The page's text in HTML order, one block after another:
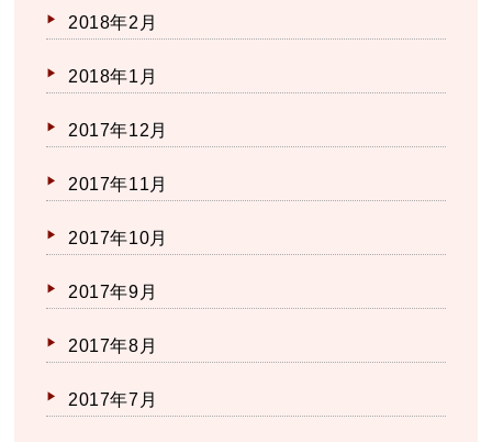
2018年2月
2018年1月
2017年12月
2017年11月
2017年10月
2017年9月
2017年8月
2017年7月